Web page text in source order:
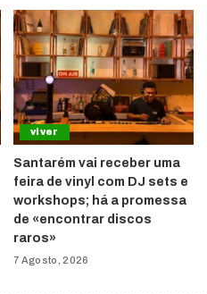
viver
Santarém vai receber uma
feira de vinyl com DJ sets e
workshops; há a promessa
de «encontrar discos
raros»
7 Agosto, 2026